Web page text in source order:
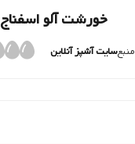
خورشت آلو اسفناج
منبعسایت آشپز آنلاین